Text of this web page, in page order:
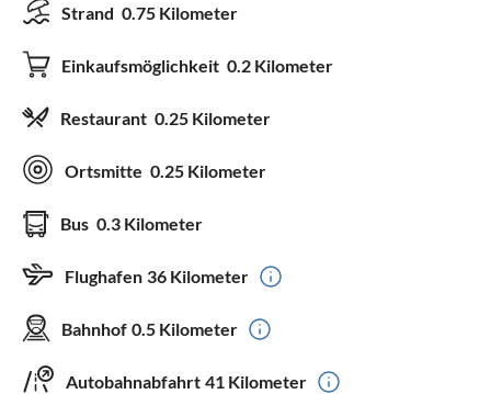
Strand 0.75 Kilometer
Einkaufsmöglichkeit 0.2 Kilometer
Restaurant 0.25 Kilometer
Ortsmitte 0.25 Kilometer
Bus 0.3 Kilometer
Flughafen 36 Kilometer
Bahnhof 0.5 Kilometer
Autobahnabfahrt 41 Kilometer